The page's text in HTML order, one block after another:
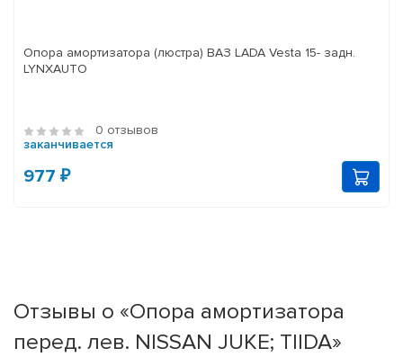
Опора амортизатора (люстра) ВАЗ LADA Vesta 15- задн.
LYNXAUTO
0 отзывов
заканчивается
977 ₽
Отзывы о «Опора амортизатора
перед. лев. NISSAN JUKE; TIIDA»